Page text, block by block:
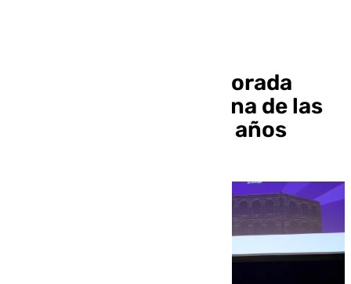
Salado valora la temporada
taurina 2024 como una de las
«más fructíferas» en años